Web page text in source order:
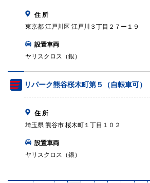
住 所
東京都 江戸川区 江戸川３丁目２７ー１９
設置車両
ヤリスクロス（銀）
リパーク熊谷桜木町第５（自転車可）
住 所
埼玉県 熊谷市 桜木町１丁目１０２
設置車両
ヤリスクロス（銀）